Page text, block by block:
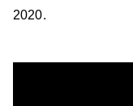
2020.